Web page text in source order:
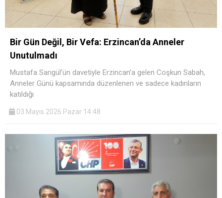
Bir Gün Değil, Bir Vefa: Erzincan’da Anneler
Unutulmadı
Mustafa Sarıgül’ün davetiyle Erzincan’a gelen Coşkun Sabah,
Anneler Günü kapsamında düzenlenen ve sadece kadınların
katıldığı
03 Mayıs 2026 Pazar 14:48